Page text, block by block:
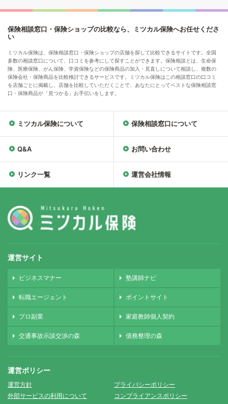
保険相談窓口・保険ショップの比較なら、ミツカル保険へお任せくださ
い
ミツカル保険は、保険相談窓口・保険ショップの店舗を探して比較できるサイトです。全国
多数の相談窓口について、口コミを参考にして探すことができます。保険相談とは、生命保
険、医療保険、がん保険、学資保険などの保険商品の加入・見直しについて相談し、複数の
保険会社・保険商品を比較検討できるサービスです。ミツカル保険はこの相談窓口の口コミ
を店舗ごとに掲載し、店舗を比較していただくことで、あなたにとってベストな保険相談窓
口・保険商品が「見つかる」お手伝いをします。
ミツカル保険について 保険相談窓口について
Q&A お問い合わせ
リンク一覧 運営会社情報
運営サイト
ビジネスマナー 塾講師ナビ
転職エージェント ポイントサイト
プロ副業 家庭教師個人契約
交通事故示談交渉の森 債務整理の森
運営ポリシー
運営方針
プライバシーポリシー
外部サービスの利用について
コンプライアンスポリシー